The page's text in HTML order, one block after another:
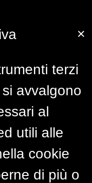
×
terzi
avvalgono
al
utili alle
cookie
di più o